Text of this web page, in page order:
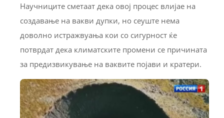
Научниците сметаат дека овој процес влијае на
создавање на вакви дупки, но сеуште нема
доволно истражвуања кои со сигурност ќе
потврдат дека климатските промени се причината
за предизвикување на ваквите појави и кратери.